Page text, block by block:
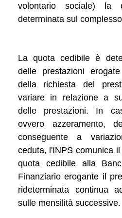
volontario sociale) la
determinata sul
La quota cedibile è
delle prestazioni
della richiesta del
variare in relazione a
delle prestazioni. In
ovvero azzeramento,
conseguente a
ceduta, l'INPS comunica
quota cedibile alla
Finanziario erogante il
rideterminata continua
sulle mensilità successive.